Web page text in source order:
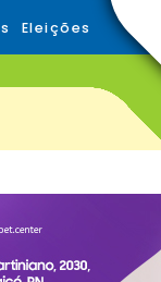
Eleições